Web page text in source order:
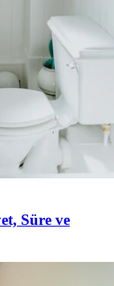
Süre ve